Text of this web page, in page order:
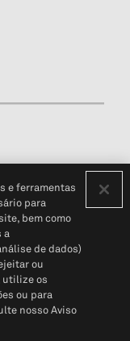
(em inglês)
S&P Global
e ferramentas
para
bem como
a
de dados)
ou
utilize os
ou para
nosso Aviso